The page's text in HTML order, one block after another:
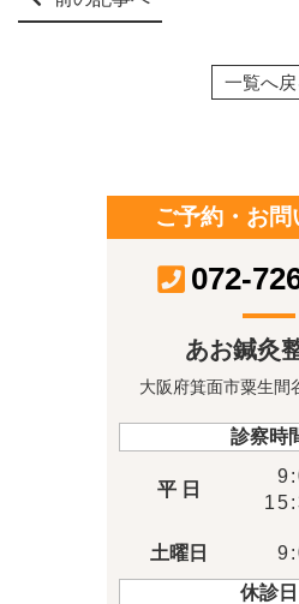
一覧へ戻
ご予約・お問
072-
あお鍼灸
大阪府箕面市粟生間
診察時
平 日
土曜日
休診日